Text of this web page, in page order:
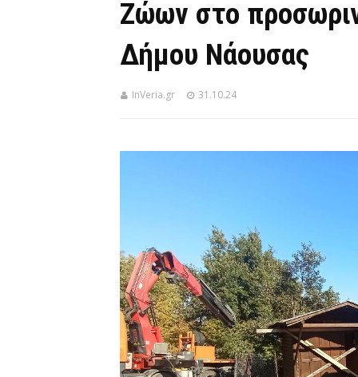
Ζώων στο
Δήμου Νάουσας
InVeria.gr 31.10.24